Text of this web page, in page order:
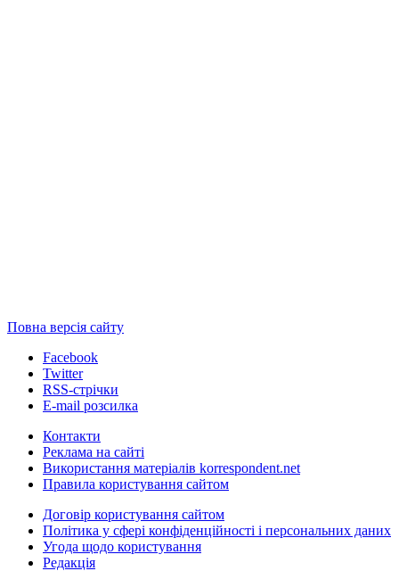
Повна версія сайту
Facebook
Twitter
RSS-стрічки
E-mail розсилка
Контакти
Реклама на сайті
Використання матеріалів korrespondent.net
Правила користування сайтом
Договір користування сайтом
Політика у сфері конфіденційності і персональних даних
Угода щодо користування
Редакція